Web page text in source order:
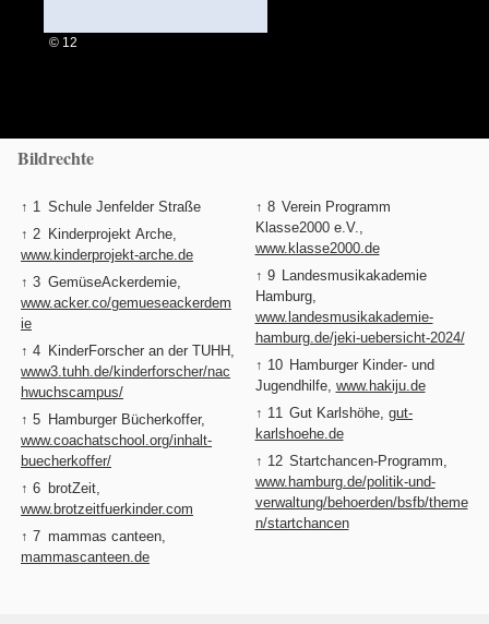
© 12
Bildrechte
↑ 1 Schule Jenfelder Straße
↑ 2 Kinderprojekt Arche,
www.kinderprojekt-arche.de
↑ 3 GemüseAckerdemie,
www.acker.co/gemueseackerdem
ie
↑ 4 KinderForscher an der TUHH,
www3.tuhh.de/kinderforscher/nac
hwuchscampus/
↑ 5 Hamburger Bücherkoffer,
www.coachatschool.org/inhalt-
buecherkoffer/
↑ 6 brotZeit,
www.brotzeitfuerkinder.com
↑ 7 mammas canteen,
mammascanteen.de
↑ 8 Verein Programm
Klasse2000 e.V.,
www.klasse2000.de
↑ 9 Landesmusikakademie
Hamburg,
www.landesmusikakademie-
hamburg.de/jeki-uebersicht-2024/
↑ 10 Hamburger Kinder- und
Jugendhilfe, www.hakiju.de
↑ 11 Gut Karlshöhe, gut-
karlshoehe.de
↑ 12 Startchancen-Programm,
www.hamburg.de/politik-und-
verwaltung/behoerden/bsfb/theme
n/startchancen